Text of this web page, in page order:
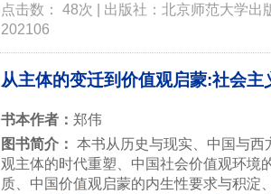
点击数： 48次 | 出版社：北京师范大学
202106
从主体的变迁到价值观启蒙:社会主
书本作者： 郑伟
图书简介： 本书从历史与现实、中国与
观主体的时代重塑、中国社会价值观环境
质、中国价值观启蒙的内生性要求与积淀